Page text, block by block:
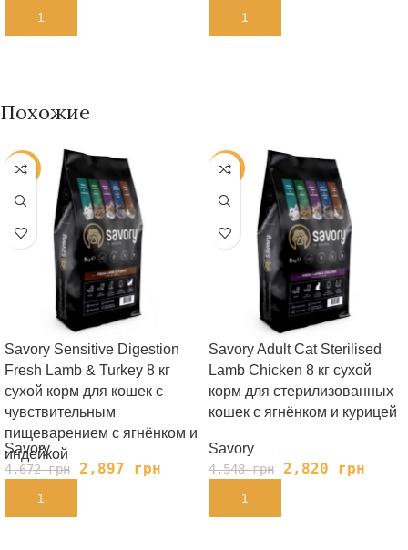
В КОРЗИНУ В КОРЗИНУ
Похожие
-38%
Savory Sensitive Digestion
Fresh Lamb & Turkey 8 кг
сухой корм для кошек с
чувствительным
пищеварением с ягнёнком и
индейкой
Savory
4,672грн 2,897 грн
В КОРЗИНУ
-38%
Savory Adult Cat Sterilised
Lamb Chicken 8 кг сухой
корм для стерилизованных
кошек с ягнёнком и курицей
Savory
4,548грн 2,820 грн
В КОРЗИНУ